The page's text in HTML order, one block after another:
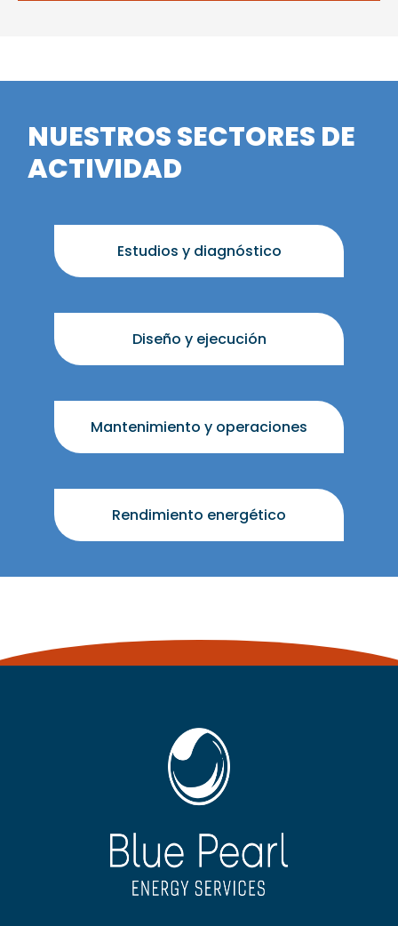
NUESTROS SECTORES DE
ACTIVIDAD
Estudios y diagnóstico
Diseño y ejecución
Mantenimiento y operaciones
Rendimiento energético